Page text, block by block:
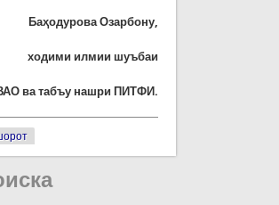
Баҳодурова Озарбону
ходими илмии шуъбаи
ва табъу нашри ПИТФИ.